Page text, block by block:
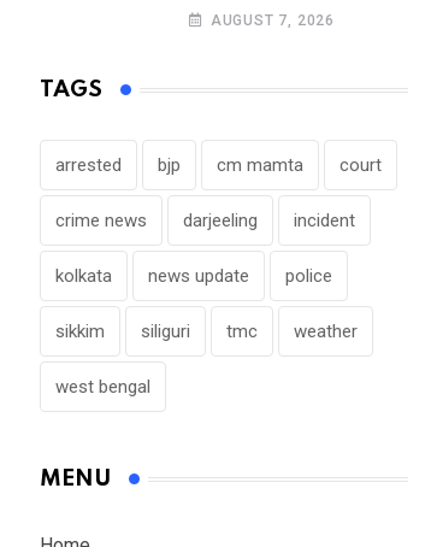
पेमेंट करने वालों के लिए बड़ा
AUGUST 7, 2026
TAGS
arrested bjp cm mamta court
crime news darjeeling incident
kolkata news update police
sikkim siliguri tmc weather
west bengal
MENU